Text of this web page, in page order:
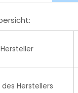
Hersteller
Herstellers